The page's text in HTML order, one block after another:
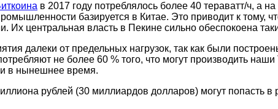
в 2017 году потреблялось более 40 тераватт/ч, а
базируется в Китае. Это приводит к тому,
Их центральная власть в Пекине сильно обеспокоена
далеки от предельных нагрузок, так как были
не более 60 % того, что могут производить
в нынешнее время.
рублей (30 миллиардов долларов) могут попасть в